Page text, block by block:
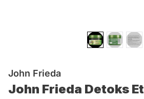
John Frieda
John Frieda Detoks